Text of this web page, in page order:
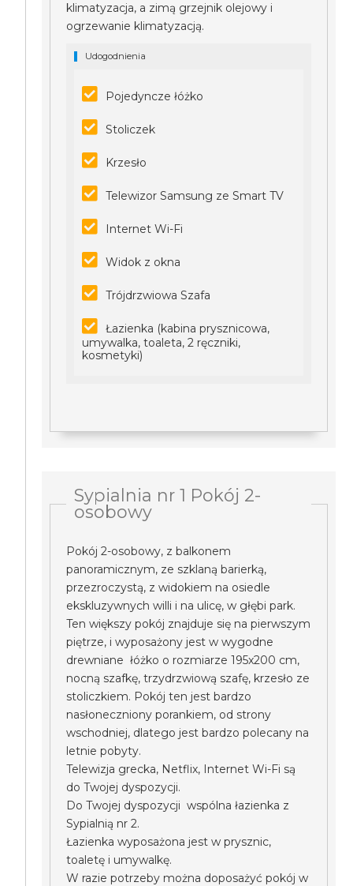
klimatyzacja, a zimą grzejnik olejowy i
ogrzewanie klimatyzacją.
Udogodnienia
Pojedyncze łóżko
Stoliczek
Krzesło
Telewizor Samsung ze Smart TV
Internet Wi-Fi
Widok z okna
Trójdrzwiowa Szafa
Łazienka (kabina prysznicowa,
umywalka, toaleta, 2 ręczniki,
kosmetyki)
Sypialnia nr 1 Pokój 2-
osobowy
Pokój 2-osobowy, z balkonem
panoramicznym, ze szklaną barierką,
przezroczystą, z widokiem na osiedle
ekskluzywnych willi i na ulicę, w głębi park.
Ten większy pokój znajduje się na pierwszym
piętrze, i wyposażony jest w wygodne
drewniane łóżko o rozmiarze 195x200 cm,
nocną szafkę, trzydrzwiową szafę, krzesło ze
stoliczkiem. Pokój ten jest bardzo
nasłoneczniony porankiem, od strony
wschodniej, dlatego jest bardzo polecany na
letnie pobyty.
Telewizja grecka, Netflix, Internet Wi-Fi są
do Twojej dyspozycji.
Do Twojej dyspozycji wspólna łazienka z
Sypialnią nr 2.
Łazienka wyposażona jest w prysznic,
toaletę i umywalkę.
W razie potrzeby można doposażyć pokój w